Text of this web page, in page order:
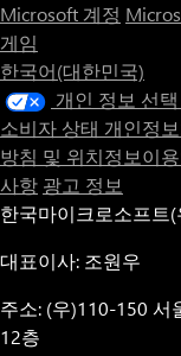
Microsoft 계정
게임
한국어(대한민국)
개인 정보 선
소비자 상태 개인정
방침 및 위치정보이
사항 광고 정보
한국마이크로소프트(
대표이사: 조원우
주소: (우)110-150 서
12층